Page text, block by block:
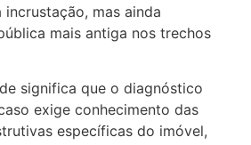
mas ainda
mais antiga nos trechos
significa que o diagnóstico
exige conhecimento das
específicas do imóvel,